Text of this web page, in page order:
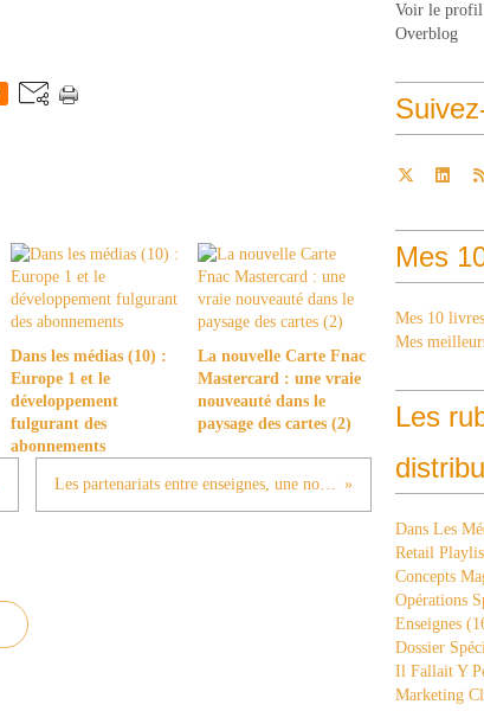
Dans les médias (10) :
Europe 1 et le
développement
fulgurant des
abonnements
La nouvelle Carte Fnac
Mastercard : une vraie
nouveauté dans le
paysage des cartes (2)
Les partenariats entre enseignes, une nouvelle tendance (7)
Voir le profil
Overblog
Mes
Mes 10 livres
Mes
Les
Dans Les
Retail
Concepts
Opérations
Enseignes
Dossier
Il Fallait Y
Marketing